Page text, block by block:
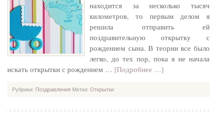
находится за несколько тысяч
километров, то первым делом я
решила отправить ей
поздравительную открытку с
рождением сына. В теории все было
легко, до тех пор, пока я не начала
искать открытки с рождением … [Подробнее …]
Рубрики: Поздравления Метки: Открытки